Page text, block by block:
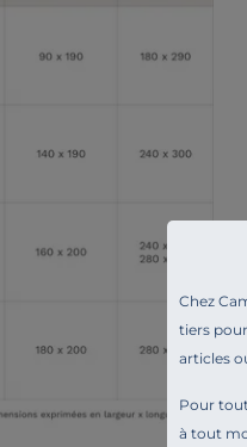
Chez
tiers
articles
Pour
à tout